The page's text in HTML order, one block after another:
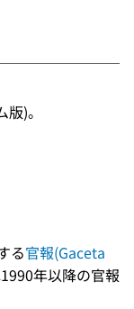
)。
る官報(Gaceta
年以降の官報